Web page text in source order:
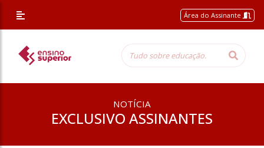
Área do Assinante
NOTÍCIA
EXCLUSIVO ASSINANTES